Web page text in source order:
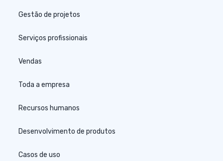
Gestão de projetos
Serviços profissionais
Vendas
Toda a empresa
Recursos humanos
Desenvolvimento de produtos
Casos de uso